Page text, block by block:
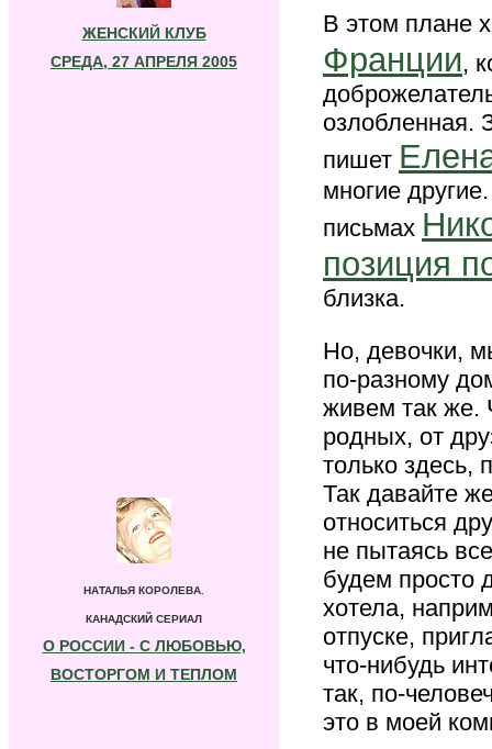
ЖЕНСКИЙ КЛУБ
СРЕДА, 27 АПРЕЛЯ 2005
НАТАЛЬЯ КОРОЛЕВА.
КАНАДСКИЙ СЕРИАЛ
О РОССИИ - С ЛЮБОВЬЮ,
ВОСТОРГОМ И ТЕПЛОМ
В этом плане
Франции,
озлобленная.
пишет
многие
письмах
позиция
близка.
Но, девочки,
по-разному
живем так же.
родных, от
только здесь,
Так давайте
относиться
не пытаясь
будем просто
хотела,
отпуске,
что-нибудь
так, по-
это в моей